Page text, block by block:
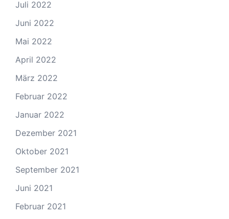
Juli 2022
Juni 2022
Mai 2022
April 2022
März 2022
Februar 2022
Januar 2022
Dezember 2021
Oktober 2021
September 2021
Juni 2021
Februar 2021